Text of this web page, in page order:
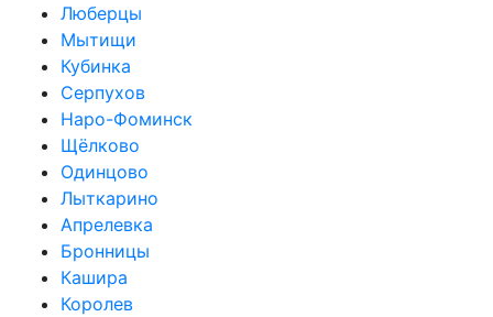
Люберцы
Мытищи
Кубинка
Серпухов
Наро-Фоминск
Щёлково
Одинцово
Лыткарино
Апрелевка
Бронницы
Кашира
Королев